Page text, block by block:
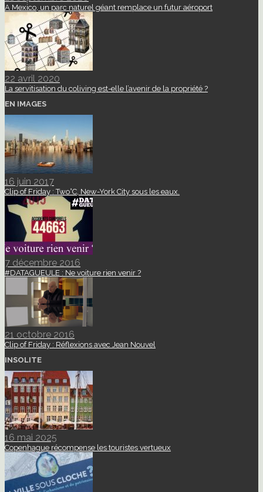
A Mexico, un parc naturel géant remplace un futur aéroport
22 avril 2020
La servitisation du coliving est-elle l’avenir de la propriété ?
EN IMAGES
16 juin 2017
Clip of Friday : Two°C, New-York City sous les eaux.
7 décembre 2016
#DATAGUEULE : Ne voiture rien venir ?
21 octobre 2016
Clip of Friday : Réflexions avec Jean Nouvel
INSOLITE
16 mai 2025
Copenhague récompense les touristes vertueux